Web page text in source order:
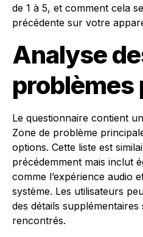
de 1 à 5, et comment cela
précédente sur votre
Analyse
problèmes
Le questionnaire contient
Zone de problème
options. Cette liste est
précédemment mais inclut
comme l’expérience audio
système. Les utilisateurs
des détails
rencontrés.